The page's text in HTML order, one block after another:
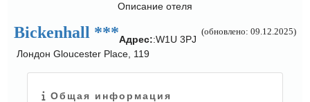
Описание отеля
Bickenhall *** (обновлено: 09.12.2025)
Адрес::W1U 3PJ
Лондон Gloucester Place, 119
Общая информация